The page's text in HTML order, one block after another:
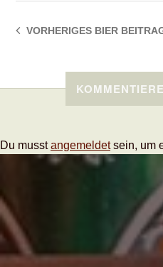
VORHERIGES BIER
Du musstangemeldetsein, um